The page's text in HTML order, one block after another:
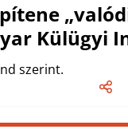
Külügyi
szerint.